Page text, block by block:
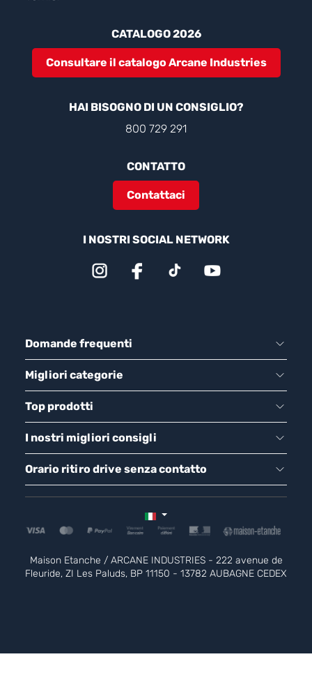
CATALOGO 2026
Consultare il catalogo Arcane Industries
HAI BISOGNO DI UN CONSIGLIO?
800 729 291
CONTATTO
Contattaci
I NOSTRI SOCIAL NETWORK
Domande frequenti
Migliori categorie
Top prodotti
I nostri migliori consigli
Orario ritiro drive senza contatto
Maison Etanche / ARCANE INDUSTRIES - 222 avenue de
Fleuride, ZI Les Paluds, BP 11150 - 13782 AUBAGNE CEDEX